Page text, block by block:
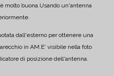
molto buona.Usando un'antenna
dall'esterno per ottenere una
in AM.E' visibile nella foto
di posizione dell'antenna.